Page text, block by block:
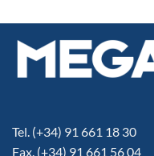
Tel. (+34) 91 661 18 30
Fax. (+34) 91 661 56 04